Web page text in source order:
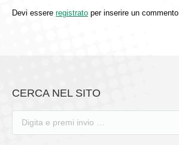
Devi essere registrato per inserire un
CERCA NEL SITO